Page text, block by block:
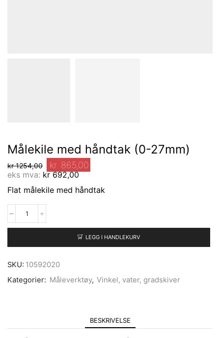
Målekile med håndtak (0-27mm)
kr1254,00 kr 865,00
eks mva: kr692,00
Flat målekile med håndtak
LEGG I HANDLEKURV
SKU: 10592020
Kategorier: Måleverktøy, Vinkel, vater, gradskiver
BESKRIVELSE